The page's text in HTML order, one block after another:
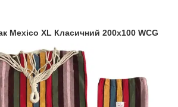
Mexico XL Класичний 200х100 WCG